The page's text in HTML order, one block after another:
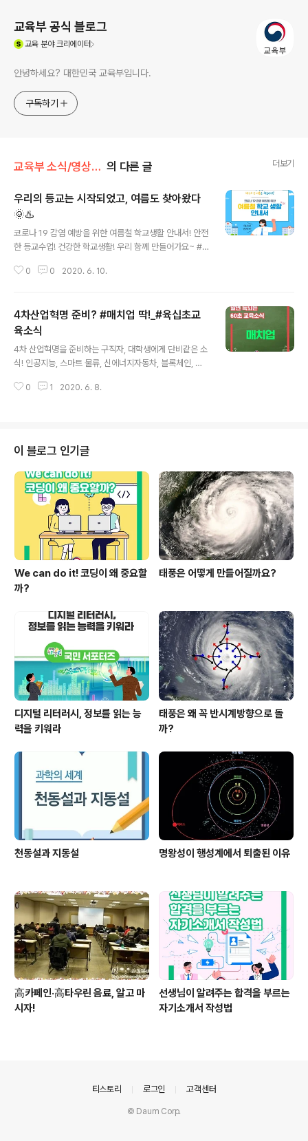
교육부 공식 블로그
교육분야 크리에이터
안녕하세요? 대한민국 교육부입니다.
구독하기
교육부 소식/영상·카드뉴스·인포그래픽 의 다른 글 더보기
우리의 등교는 시작되었고, 여름도 찾아왔다
🌞♨️
코로나 19 감염 예방을 위한 여름철 학교생활 안내서! 안전
한 등교수업! 건강한 학교생활! 우리 함께 만들어가요~ #
노력하겠습니다 코로나19 감염 예방을 위한 여름철 학교
임상 증상 발열, 기침, 호흡곤란, 오한, 근육통, 두통, 인후
통, 후각, 미각소실, 또는 폐렴 등 2. 치료는 신속하게 의심
증상이 있다면 코로나19 진단 검사 등 신속하게 조치를 받
아야 해요 3, 학교에서 마스크 사용법 방역용 마스크가 아
닌 비말차단용 마스크를 사용해도 괜찮아요 가방과 주머니
에 여분의 마스크를 준비해요 4. 교실에서 에어컨 사용법
0 0 2020. 6. 10.
4차산업혁명 준비? #매치업 딱!_#육십초교
육소식
4차 산업혁명을 준비하는 구직자, 대학생에게 단비같은 소
식! 인공지능, 스마트 물류, 신에너지자동차, 블록체인, 빅
세요. 매치업은 4차 산업혁명 분야 산업 맞춤형 단기직무
아보세요. ▶자세히 보기 www.matchup.kr #매치업 #
매치업누리집 #4차산업혁명 #스마트시티 #지능형자동차
#인공지능 #스마트물류 #신에너지자동차 #블록체인 #빅
데이터 #원격교육 바로보기 ▶ bit.ly/30eZKnE #매치업
#매치업누리집 #4차산업혁명 #스마트시티 #지능형자동
차 #인공지능 #스마트물류 #신에너..
0 1 2020. 6. 8.
이 블로그 인기글
We can do it! 코딩이 왜 중요할
까?
태풍은 어떻게 만들어질까요?
디지털 리터러시, 정보를 읽는 능
력을 키워라
태풍은 왜 꼭 반시계방향으로 돌
까?
천동설과 지동설 명왕성이 행성계에서 퇴출된 이유
高카페인·高타우린 음료, 알고 마
시자!
선생님이 알려주는 합격을 부르는
자기소개서 작성법
티스토리 로그인 고객센터
© Daum Corp.